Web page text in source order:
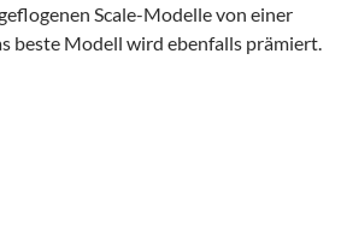
Scale-Modelle von einer
beste Modell wird ebenfalls prämiert.